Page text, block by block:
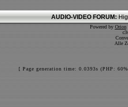
AUDIO-VIDEO FORUM:
Powered by Orion
Alle
[ Page generation time: 0.0393s (PHP: